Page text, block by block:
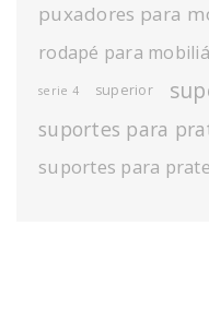
puxadores para
rodapé para
serie 4 superior
suportes para
suportes para